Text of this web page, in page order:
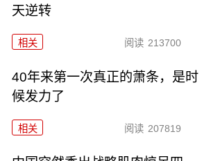
天逆转
相关 阅读 213700
40年来第一次真正的萧条，是时
候发力了
相关 阅读 207819